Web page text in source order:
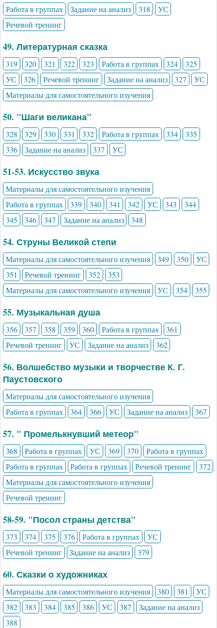
Работа в группах
Задание на анализ 318
УС
Речевой тренинг
49. Литературная сказка
319 320 321 322 323 Работа в группах 324
325
УС
326 Речевой тренинг Задание на анализ 327
УС
Материалы для самостоятельного изучения
50. "Шаги великана"
328 329 330 331 332 Работа в группах 334
335
336
Задание на анализ 337 УС
51-53. Искусство звука
Материалы для самостоятельного изучения
Работа в группах
339 340 341 342 УС 343
344
345
346 347 Задание на анализ 348
54. Струны Великой степи
Материалы для самостоятельного изучения 349 350
УС
351
Речевой тренинг 352
353
Материалы для самостоятельного изучения
УС 354 355
55. Музыкальная душа
356 357 358 359 360 Работа в группах
361
Речевой тренинг
УС Задание на анализ 362
56. Волшебство музыки и творчестве К. Г.
Паустовского
Материалы для самостоятельного изучения
Работа в группах
364 366 УС Задание на анализ 367
57. " Промелькнувший метеор"
368 Работа в группах УС 369 370
Работа в группах
Работа в группах
Работа в группах Речевой тренинг
372
Материалы для самостоятельного изучения
Речевой тренинг
58-59. "Посол страны детства"
373 374 375 376 Работа в группах
УС
Речевой тренинг
Задание на анализ 379
60. Сказки о художниках
Материалы для самостоятельного изучения 380 381
УС
382
383 384 385 386 УС 387
Задание на анализ
388